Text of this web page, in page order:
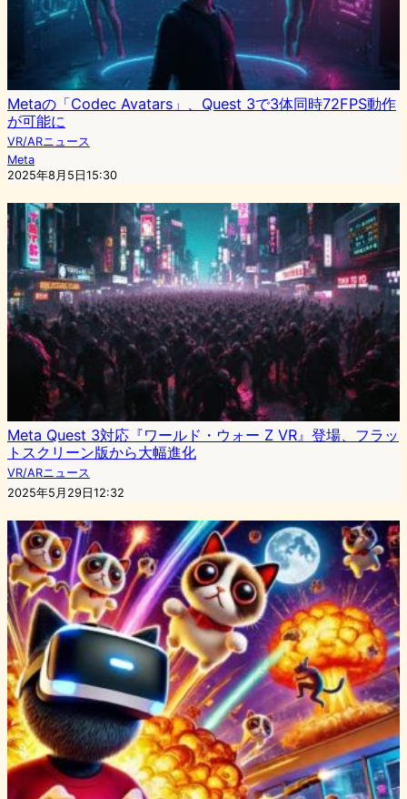
Metaの「Codec Avatars」、Quest 3で3体同時72FPS動作
が可能に
VR/ARニュース
Meta
2025年8月5日15:30
Meta Quest 3対応『ワールド・ウォー Z VR』登場、フラッ
トスクリーン版から大幅進化
VR/ARニュース
2025年5月29日12:32